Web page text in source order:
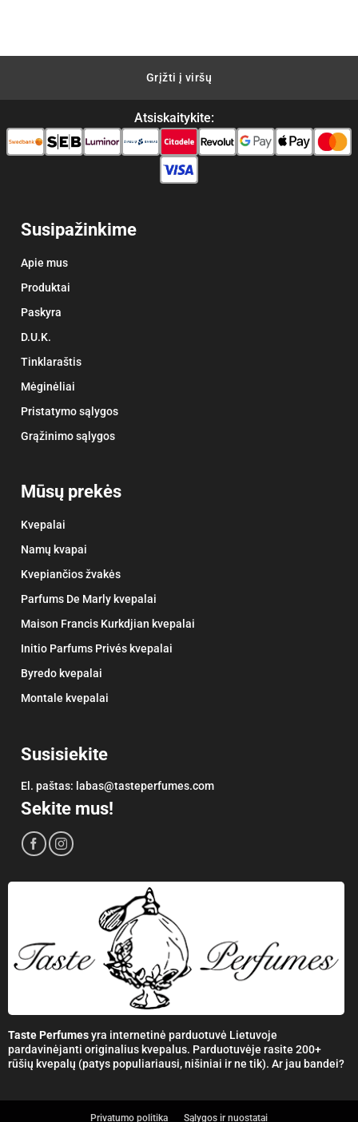
Grįžti į viršų
Atsiskaitykite:
Susipažinkime
Apie mus
Produktai
Paskyra
D.U.K.
Tinklaraštis
Mėginėliai
Pristatymo sąlygos
Grąžinimo sąlygos
Mūsų prekės
Kvepalai
Namų kvapai
Kvepiančios žvakės
Parfums De Marly kvepalai
Maison Francis Kurkdjian kvepalai
Initio Parfums Privés kvepalai
Byredo kvepalai
Montale kvepalai
Susisiekite
El. paštas: labas@tasteperfumes.com
Sekite mus!
Taste Perfumesyra internetinė parduotuvė Lietuvoje
pardavinėjanti originalius kvepalus. Parduotuvėje rasite 200+
rūšių kvepalų (patys populiariausi, nišiniai ir ne tik). Ar jau bandei?
Privatumo politika Sąlygos ir nuostatai